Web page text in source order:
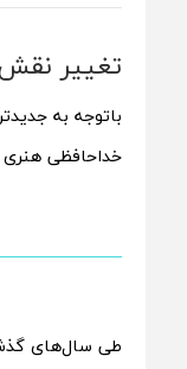
تغییر
باتوجه به
خداحافظی
طی سال‌های